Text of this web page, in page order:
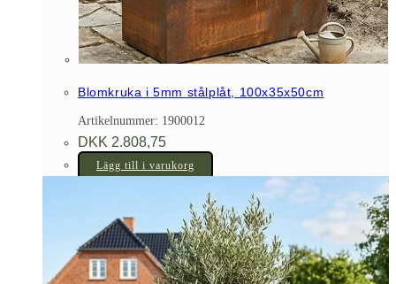
Blomkruka i 5mm stålplåt, 100x35x50cm
Artikelnummer: 1900012
DKK 2.808,75
Lägg till i varukorg